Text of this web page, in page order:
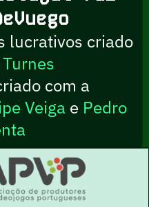
lucrativos criado
com a
Veiga e Pedro